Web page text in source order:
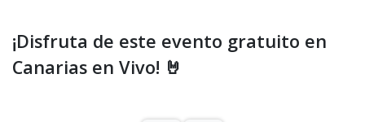
¡Disfruta de este evento gratuito en
Canarias en Vivo! 🤘